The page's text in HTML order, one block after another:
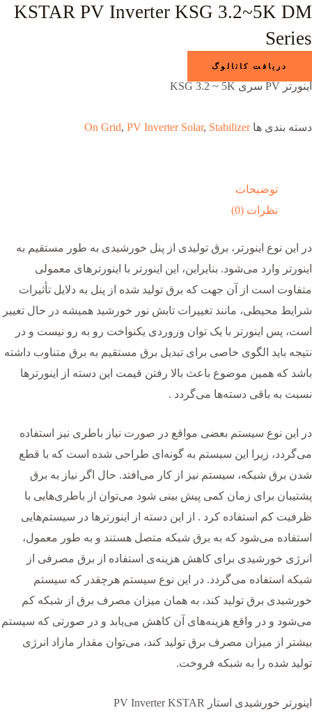
KSTAR PV Inverter KSG 3.2~5K DM
Series
دریافت کاتالوگ
اینورتر PV سری KSG 3.2 ~ 5K
دسته بندی ها On Grid, PV Inverter Solar, Stabilizer
توضیحات
نظرات (0)
در این نوع اینورتر، برق تولیدی از پنل خورشیدی به طور مستقیم به
اینورتر وارد می‌شود. بنایراین، این اینورتر با اینورترهای معمولی
متفاوت است از آن جهت که برق تولید شده از پنل به دلایل تأثیرات
شرایط محیطی، مانند تغییرات تابش نور خورشید همیشه در حال تغییر
است، پس اینورتر با یک توان وروردی یکنواخت رو به رو نیست و در
نتیجه باید الگوی خاصی برای تبدیل برق مستقیم به برق متناوب داشته
باشد که همین موضوع باعث بالا رفتن قیمت این دسته از اینورترها
نسبت به باقی دسته‌ها می‌گردد .
در این نوع سیستم بعضی مواقع در صورت نیاز باطری نیز استفاده
می‌گردد، زیرا این سیستم به گونه‌ای طراحی شده است که با قطع
شدن برق شبکه، سیستم نیز از کار می‌افتد. حال اگر نیاز به برق
پشتیبان برای زمان کمی پیش بینی شود می‌توان از باطری‌هایی با
ظرفیت کم استفاده کرد . از این دسته از اینورترها در سیستم‌هایی
استفاده می‌شود که به برق شبکه متصل هستند و به طور معمول،
انرژی خورشیدی برای کاهش هزینه‌‍‌ی استفاده از برق مصرفی از
شبکه استفاده می‌گردد. در این نوع سیستم هرچقدر که سیستم
خورشیدی برق تولید کند، به همان میزان مصرف برق از شبکه کم
می‌شود و در واقع هزینه‌های آن کاهش می‌یابد و در صورتی که سیستم
بیشتر از میزان مصرف برق تولید کند، می‌توان مقدار مازاد انرژی
تولید شده را به شبکه فروخت.
اینورتر خورشیدی استار PV Inverter KSTAR